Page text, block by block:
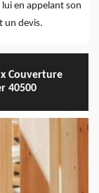
en appelant son
un devis.
Couverture
40500